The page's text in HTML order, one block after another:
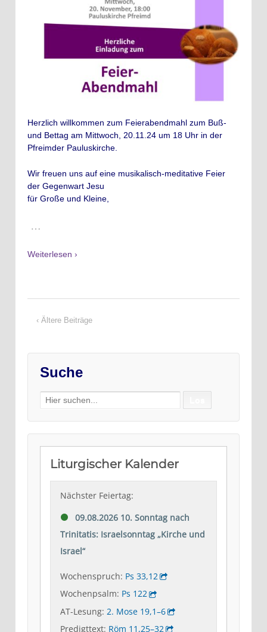
Herzlich willkommen zum Feierabendmahl zum Buß-
und Bettag am Mittwoch, 20.11.24 um 18 Uhr in der
Pfreimder Pauluskirche.
Wir freuen uns auf eine musikalisch-meditative Feier
der Gegenwart Jesu
für Große und Kleine,
…
Weiterlesen ›
‹ Ältere Beiträge
Suche
Search